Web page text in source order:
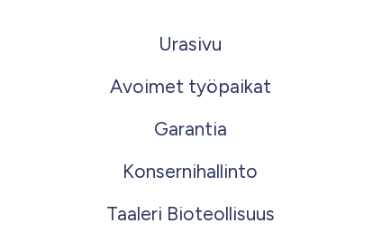
Urasivu
Avoimet työpaikat
Garantia
Konsernihallinto
Taaleri Bioteollisuus